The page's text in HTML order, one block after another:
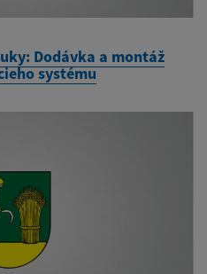
Dodávka a montáž
systému